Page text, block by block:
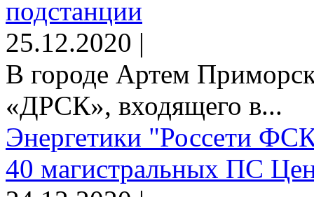
подстанции
25.12.2020 |
В городе Артем
«ДРСК», входящего в...
Энергетики "Россети
40 магистральных ПС